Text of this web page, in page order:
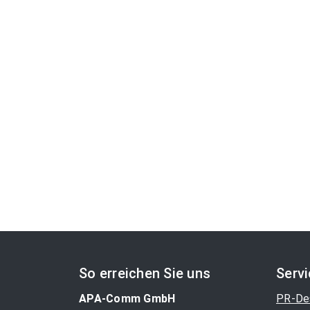
So erreichen Sie uns
APA-Comm GmbH
PR-